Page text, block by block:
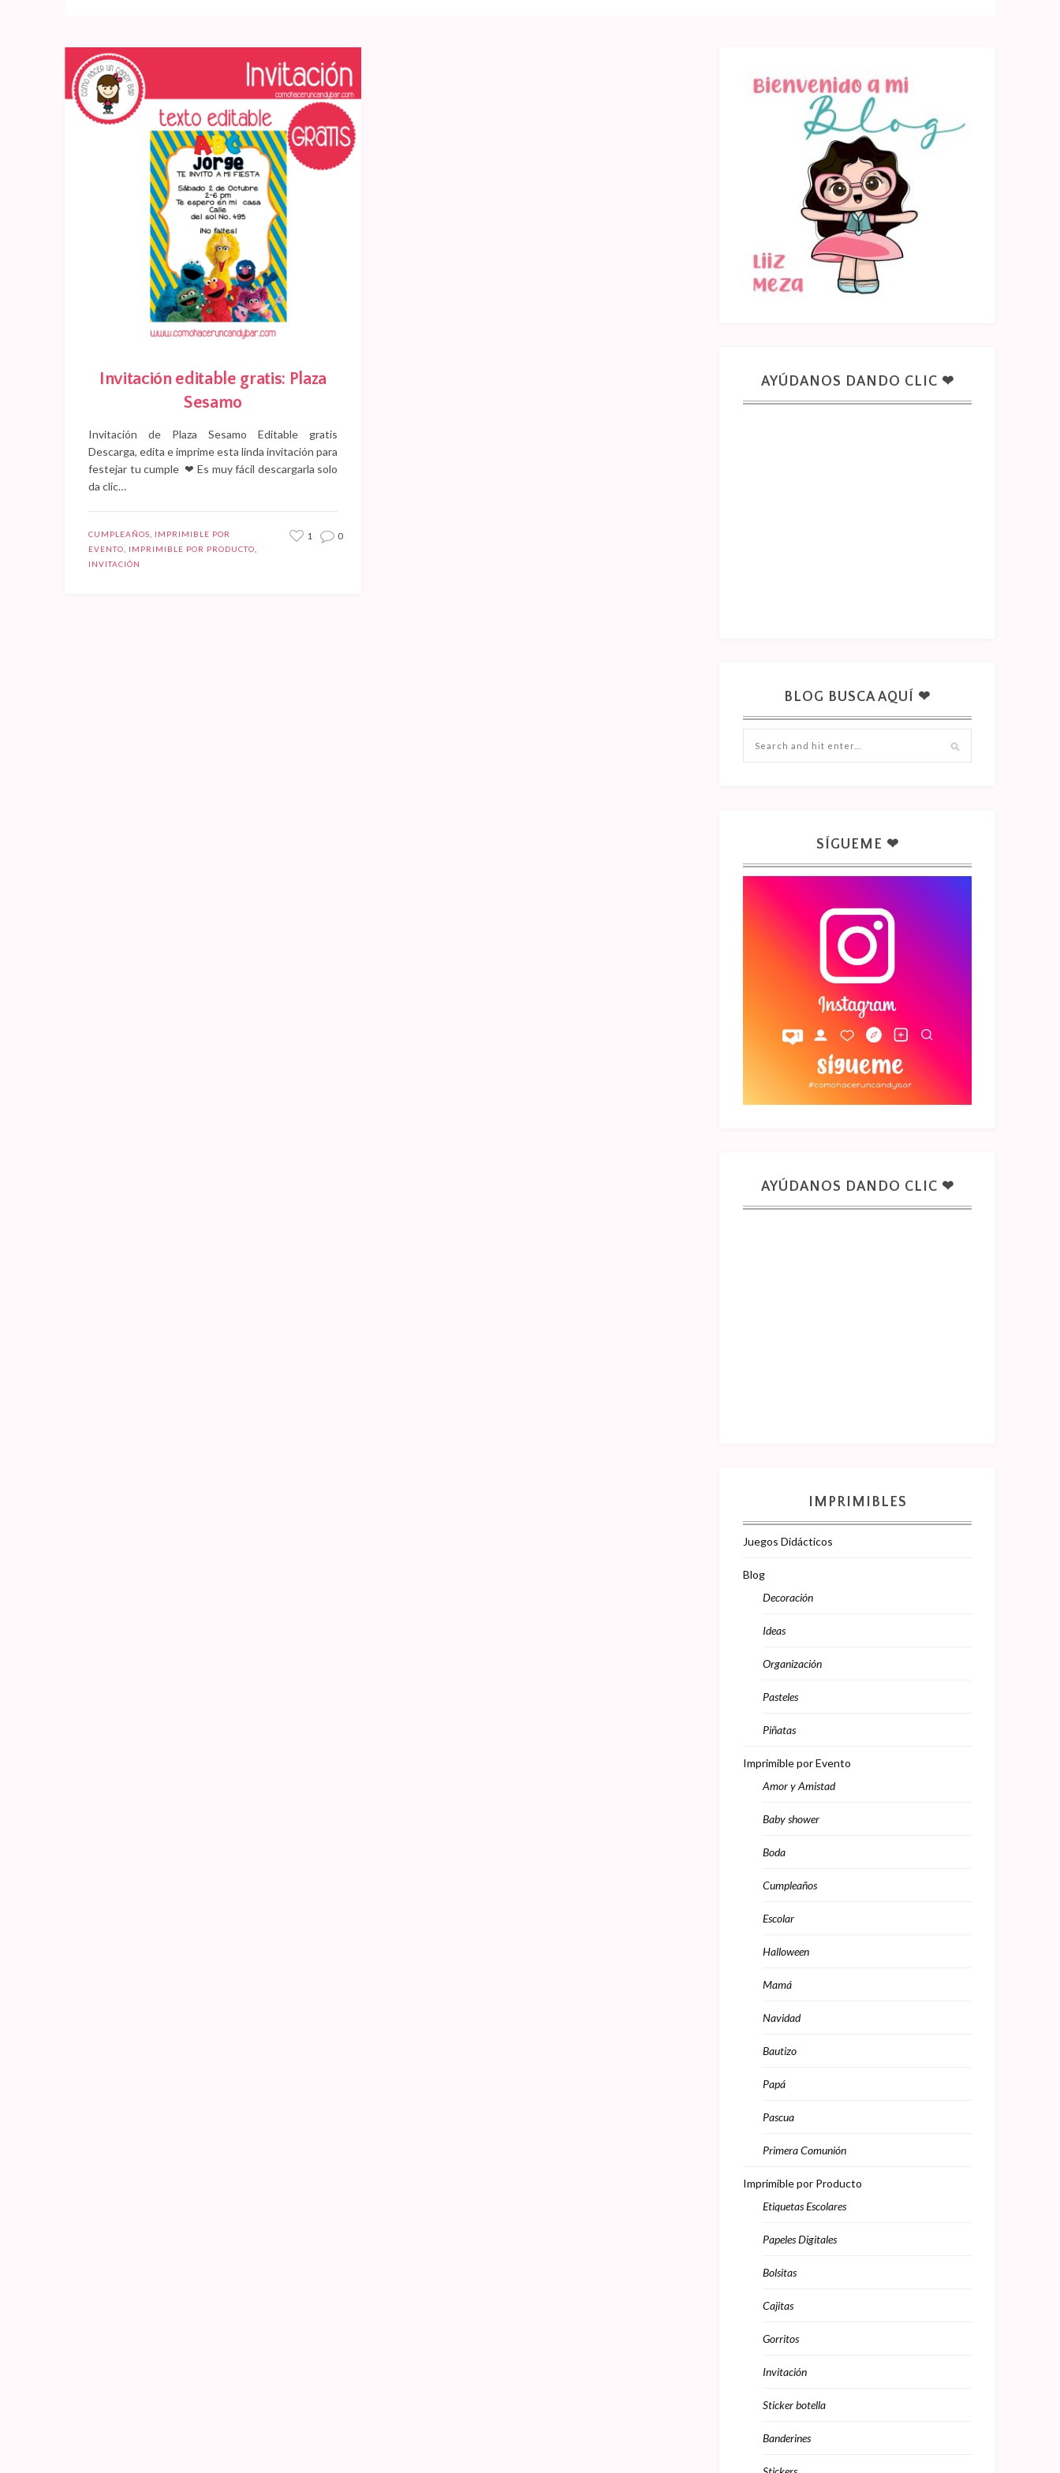
Invitación editable gratis: Plaza
Sesamo
Invitación de Plaza Sesamo Editable gratis
Descarga, edita e imprime esta linda invitación para
festejar tu cumple ❤ Es muy fácil descargarla solo
da clic…
CUMPLEAÑOS
IMPRIMIBLE POR
EVENTO
IMPRIMIBLE POR PRODUCTO
INVITACIÓN
1 0
AYÚDANOS DANDO CLIC ❤
BLOG BUSCA AQUÍ ❤
SÍGUEME ❤
AYÚDANOS DANDO CLIC ❤
IMPRIMIBLES
Juegos Didácticos
Blog
Decoración
Ideas
Organización
Pasteles
Piñatas
Imprimible por Evento
Amor y Amistad
Baby shower
Boda
Cumpleaños
Escolar
Halloween
Mamá
Navidad
Bautizo
Papá
Pascua
Primera Comunión
Imprimible por Producto
Etiquetas Escolares
Papeles Digitales
Bolsitas
Cajitas
Gorritos
Invitación
Sticker botella
Banderines